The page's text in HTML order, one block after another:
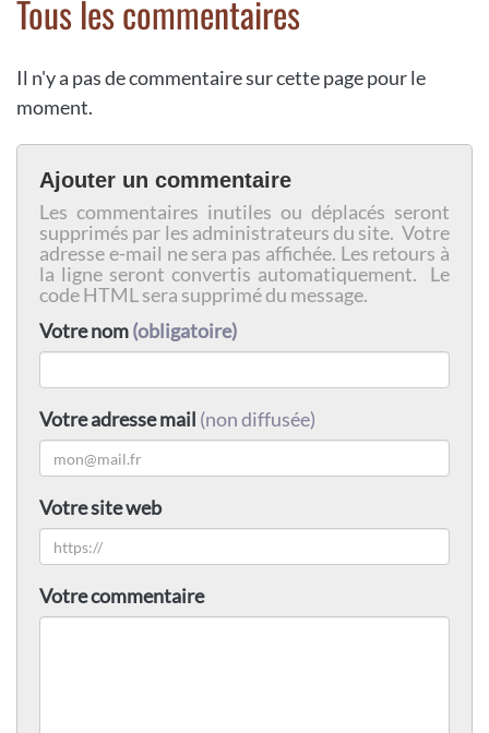
Tous les commentaires
Il n'y a pas de commentaire sur cette page pour le
moment.
Ajouter un commentaire
Les commentaires inutiles ou déplacés seront
supprimés par les administrateurs du site. Votre
adresse e-mail ne sera pas affichée. Les retours à
la ligne seront convertis automatiquement. Le
code HTML sera supprimé du message.
Votre nom(obligatoire)
Votre adresse mail (non diffusée)
Votre site web
Votre commentaire